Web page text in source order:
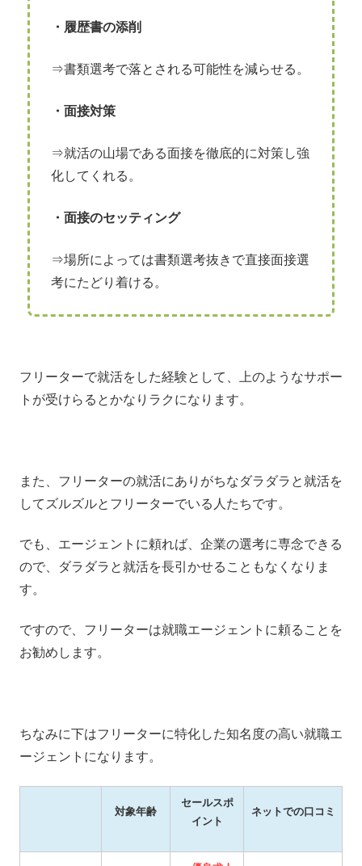
・履歴書の添削
⇒書類選考で落とされる可能性を減らせる。
・面接対策
⇒就活の山場である面接を徹底的に対策し強
化してくれる。
・面接のセッティング
⇒場所によっては書類選考抜きで直接面接選
考にたどり着ける。
フリーターで就活をした経験として、上のようなサポー
トが受けらるとかなりラクになります。
また、フリーターの就活にありがちなダラダラと就活を
してズルズルとフリーターでいる人たちです。
でも、エージェントに頼れば、企業の選考に専念できる
ので、ダラダラと就活を長引かせることもなくなりま
す。
ですので、フリーターは就職エージェントに頼ることを
お勧めします。
ちなみに下はフリーターに特化した知名度の高い就職エ
ージェントになります。
対象年齢
セールスポ
イント
ネットでの口コミ